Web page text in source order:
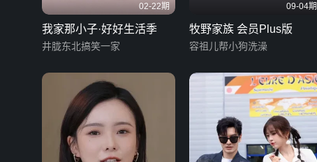
02-22期
我家那小子·好好生活季
井胧东北搞笑一家
09-04期
牧野家族 会员Plus版
容祖儿帮小狗洗澡